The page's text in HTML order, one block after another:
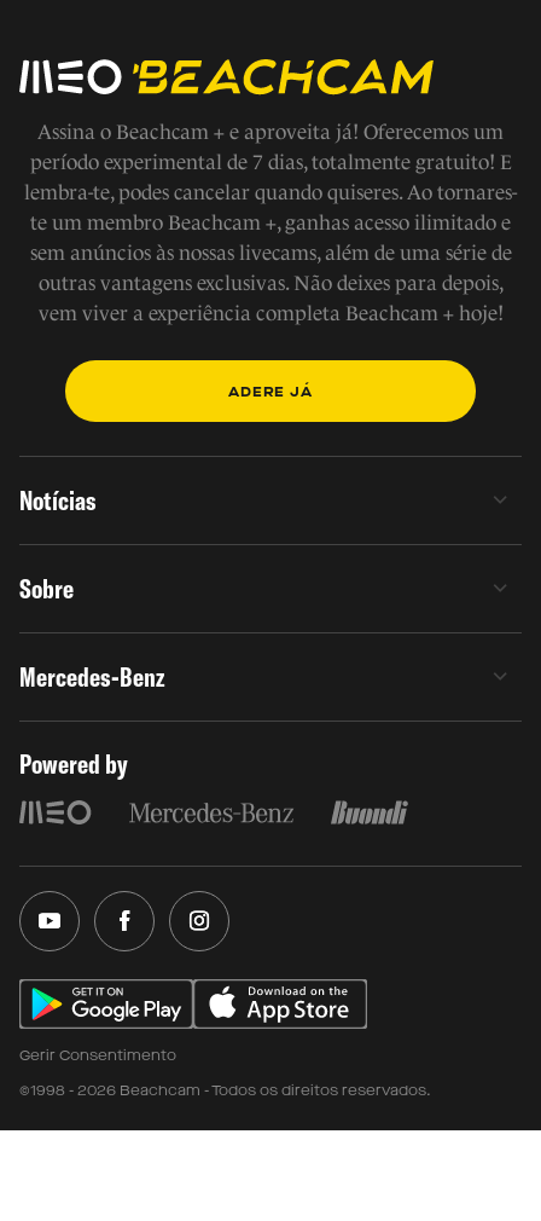
Assina o Beachcam + e aproveita já! Oferecemos um
período experimental de 7 dias, totalmente gratuito! E
lembra-te, podes cancelar quando quiseres. Ao tornares-
te um membro Beachcam +, ganhas acesso ilimitado e
sem anúncios às nossas livecams, além de uma série de
outras vantagens exclusivas. Não deixes para depois,
vem viver a experiência completa Beachcam + hoje!
ADERE JÁ
Notícias
Sobre
Mercedes-Benz
Powered by
Gerir Consentimento
©1998 - 2026 Beachcam - Todos os direitos reservados.